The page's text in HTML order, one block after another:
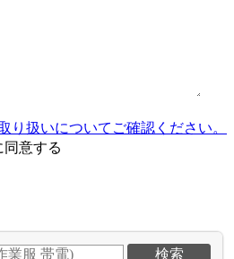
り扱いについてご確認ください。
意する